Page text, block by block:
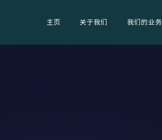
主页 关于我们 我们的业务